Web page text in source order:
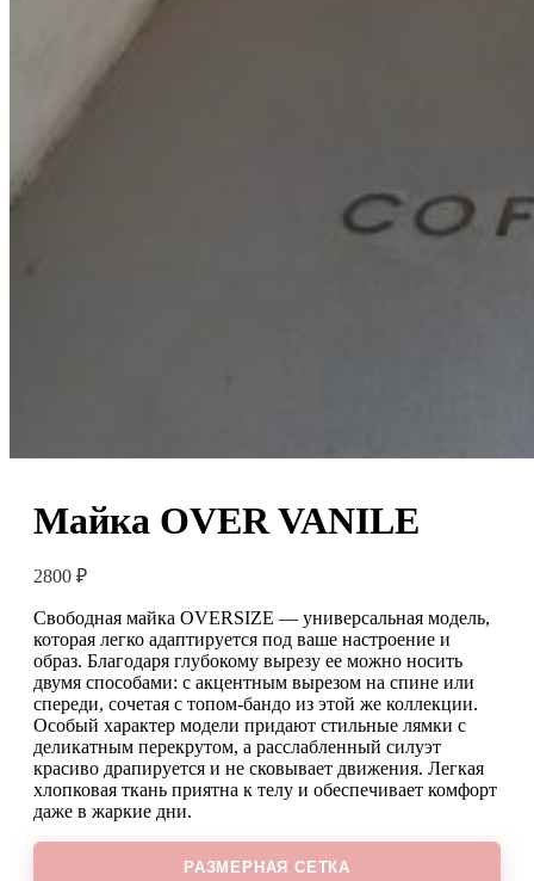
Майка OVER VANILE
2800 ₽
Свободная майка OVERSIZE — универсальная модель,
которая легко адаптируется под ваше настроение и
образ. Благодаря глубокому вырезу ее можно носить
двумя способами: с акцентным вырезом на спине или
спереди, сочетая с топом-бандо из этой же коллекции.
Особый характер модели придают стильные лямки с
деликатным перекрутом, а расслабленный силуэт
красиво драпируется и не сковывает движения. Легкая
хлопковая ткань приятна к телу и обеспечивает комфорт
даже в жаркие дни.
РАЗМЕРНАЯ СЕТКА